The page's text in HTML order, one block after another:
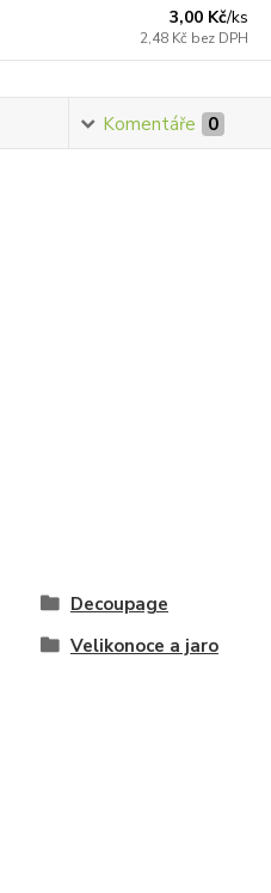
3,00 Kč/ks
2,48 Kč bez DPH
Komentáře 0
Decoupage
Velikonoce a jaro